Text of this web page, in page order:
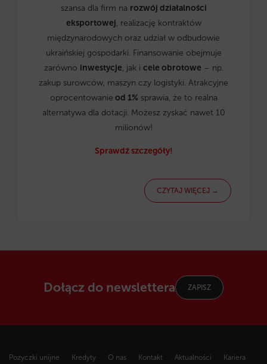
szansa dla firm na rozwój działalności
eksportowej, realizację kontraktów
międzynarodowych oraz udział w odbudowie
ukraińskiej gospodarki. Finansowanie obejmuje
zarówno inwestycje, jak i cele obrotowe – np.
zakup surowców, maszyn czy logistyki. Atrakcyjne
oprocentowanie od 1%sprawia, że to realna
alternatywa dla dotacji. Możesz zyskać nawet 10
milionów!
Sprawdź szczegóły!
CZYTAJ WIĘCEJ →
Dołącz do newslettera ZAPISZ
Pożyczki unijne Kredyty O nas Kontakt Aktualności
Kariera